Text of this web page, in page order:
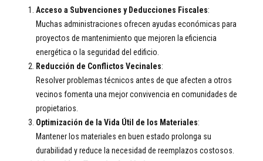
Acceso a Subvenciones y Deducciones Fiscales:
Muchas administraciones ofrecen ayudas económicas para
proyectos de mantenimiento que mejoren la eficiencia
energética o la seguridad del edificio.
Reducción de Conflictos Vecinales:
Resolver problemas técnicos antes de que afecten a otros
vecinos fomenta una mejor convivencia en comunidades de
propietarios.
Optimización de la Vida Útil de los Materiales:
Mantener los materiales en buen estado prolonga su
durabilidad y reduce la necesidad de reemplazos costosos.